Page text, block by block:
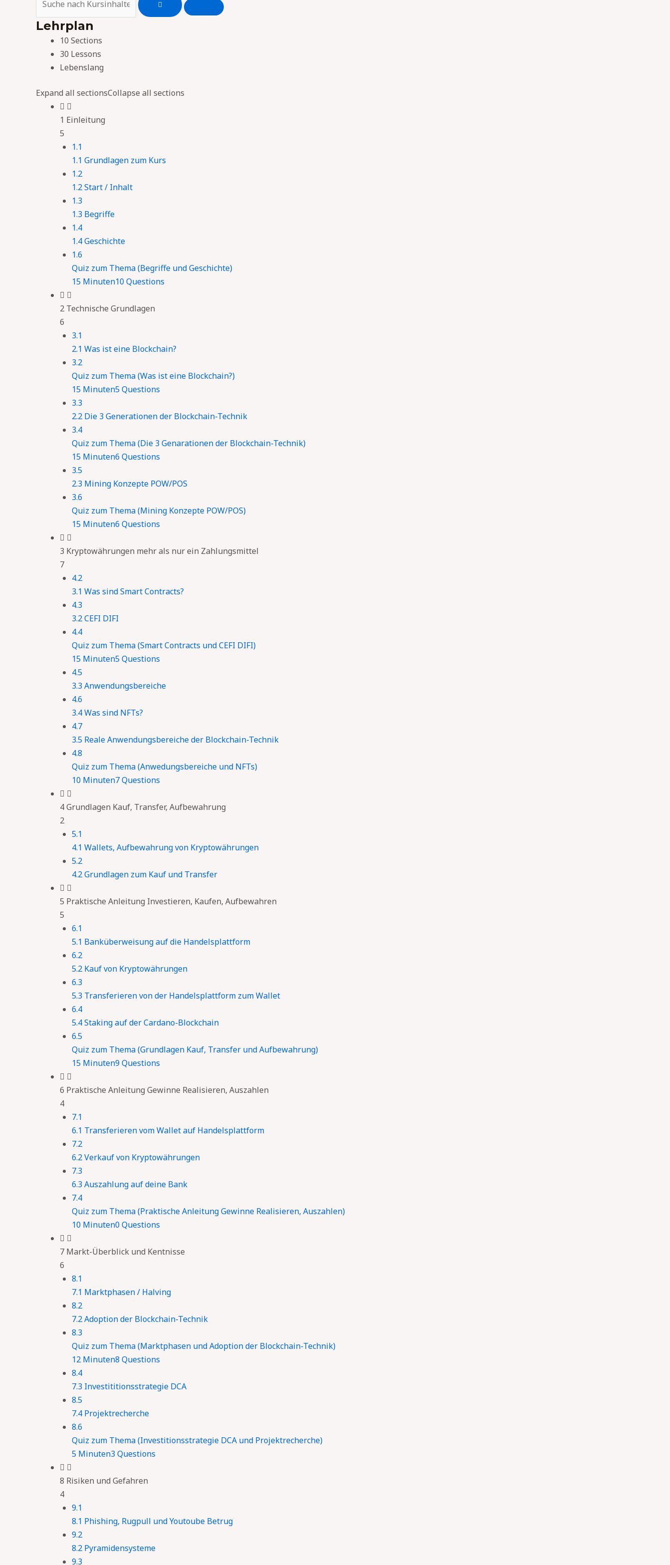
Lehrplan
10 Sections
30 Lessons
Lebenslang
Expand all sectionsCollapse all sections
1 Einleitung
5
1.1
1.1 Grundlagen zum Kurs
1.2
1.2 Start / Inhalt
1.3
1.3 Begriffe
1.4
1.4 Geschichte
1.6
Quiz zum Thema (Begriffe und Geschichte)
15 Minuten10 Questions
2 Technische Grundlagen
6
3.1
2.1 Was ist eine Blockchain?
3.2
Quiz zum Thema (Was ist eine Blockchain?)
15 Minuten5 Questions
3.3
2.2 Die 3 Generationen der Blockchain-Technik
3.4
Quiz zum Thema (Die 3 Genarationen der Blockchain-Technik)
15 Minuten6 Questions
3.5
2.3 Mining Konzepte POW/POS
3.6
Quiz zum Thema (Mining Konzepte POW/POS)
15 Minuten6 Questions
3 Kryptowährungen mehr als nur ein Zahlungsmittel
7
4.2
3.1 Was sind Smart Contracts?
4.3
3.2 CEFI DIFI
4.4
Quiz zum Thema (Smart Contracts und CEFI DIFI)
15 Minuten5 Questions
4.5
3.3 Anwendungsbereiche
4.6
3.4 Was sind NFTs?
4.7
3.5 Reale Anwendungsbereiche der Blockchain-Technik
4.8
Quiz zum Thema (Anwedungsbereiche und NFTs)
10 Minuten7 Questions
4 Grundlagen Kauf, Transfer, Aufbewahrung
2
5.1
4.1 Wallets, Aufbewahrung von Kryptowährungen
5.2
4.2 Grundlagen zum Kauf und Transfer
5 Praktische Anleitung Investieren, Kaufen, Aufbewahren
5
6.1
5.1 Banküberweisung auf die Handelsplattform
6.2
5.2 Kauf von Kryptowährungen
6.3
5.3 Transferieren von der Handelsplattform zum Wallet
6.4
5.4 Staking auf der Cardano-Blockchain
6.5
Quiz zum Thema (Grundlagen Kauf, Transfer und Aufbewahrung)
15 Minuten9 Questions
6 Praktische Anleitung Gewinne Realisieren, Auszahlen
4
7.1
6.1 Transferieren vom Wallet auf Handelsplattform
7.2
6.2 Verkauf von Kryptowährungen
7.3
6.3 Auszahlung auf deine Bank
7.4
Quiz zum Thema (Praktische Anleitung Gewinne Realisieren, Auszahlen)
10 Minuten0 Questions
7 Markt-Überblick und Kentnisse
6
8.1
7.1 Marktphasen / Halving
8.2
7.2 Adoption der Blockchain-Technik
8.3
Quiz zum Thema (Marktphasen und Adoption der Blockchain-Technik)
12 Minuten8 Questions
8.4
7.3 Investititionsstrategie DCA
8.5
7.4 Projektrecherche
8.6
Quiz zum Thema (Investitionsstrategie DCA und Projektrecherche)
5 Minuten3 Questions
8 Risiken und Gefahren
4
9.1
8.1 Phishing, Rugpull und Youtoube Betrug
9.2
8.2 Pyramidensysteme
9.3